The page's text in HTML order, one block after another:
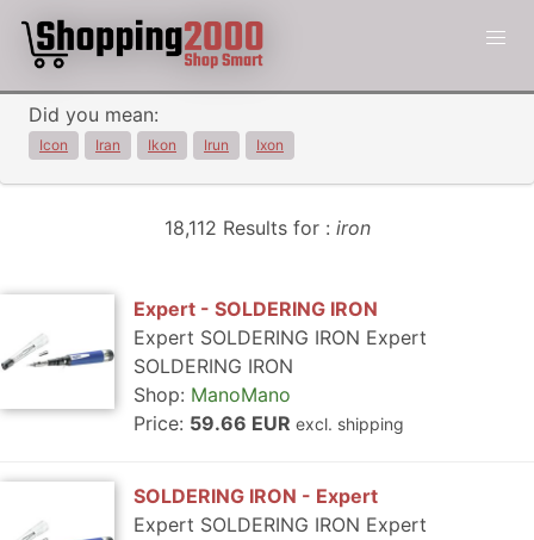
Did you mean:
Icon Iran Ikon Irun Ixon
18,112 Results for : iron
Expert - SOLDERING IRON
Expert SOLDERING IRON Expert
SOLDERING IRON
Shop: ManoMano
Price: 59.66 EUR excl. shipping
SOLDERING IRON - Expert
Expert SOLDERING IRON Expert